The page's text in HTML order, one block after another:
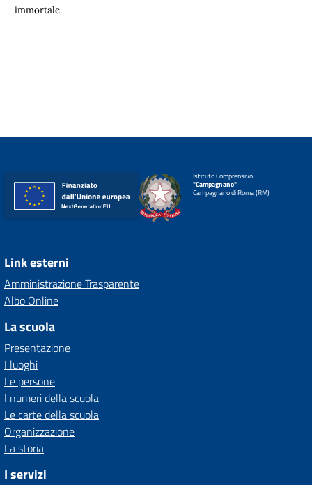
immortale.
Istituto Comprensivo
"Campagnano"
Campagnano di Roma (RM)
Link esterni
Amministrazione Trasparente
Albo Online
La scuola
Presentazione
I luoghi
Le persone
I numeri della scuola
Le carte della scuola
Organizzazione
La storia
I servizi